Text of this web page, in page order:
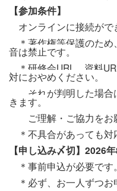
【参加条件】
オンラインに接続がで
＊著作権等保護のため
音は禁止です。
＊研修会URL、資料
対におやめください。
それが判明した場合
きます。
ご理解・ご協力をお
＊不具合があっても対
【申し込み〆切】2026
＊事前申込が必要で
＊必ず、お一人ずつお